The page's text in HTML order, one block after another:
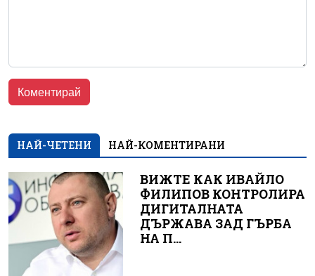
НАЙ-ЧЕТЕНИ НАЙ-КОМЕНТИРАНИ
ВИЖТЕ КАК ИВАЙЛО
ФИЛИПОВ КОНТРОЛИРА
ДИГИТАЛНАТА
ДЪРЖАВА ЗАД ГЪРБА
НА П...